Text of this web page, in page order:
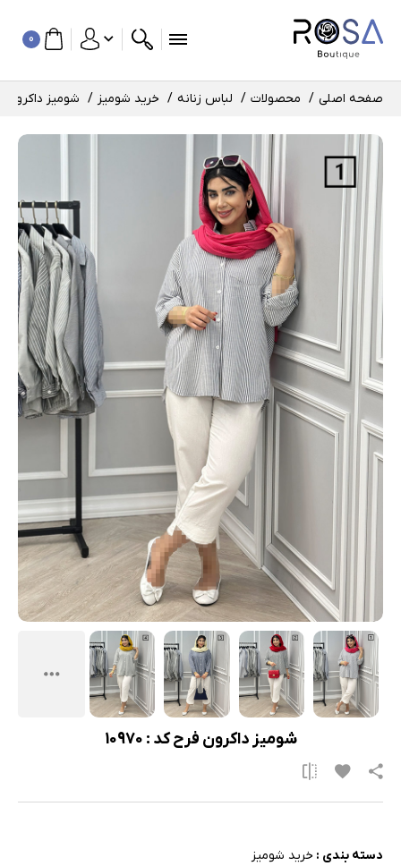
0
صفحه اصلی محصولات لباس زنانه خرید شومیز شومیز داکرون
شومیز داکرون فرح کد : 10970
دسته بندی : خرید شومیز